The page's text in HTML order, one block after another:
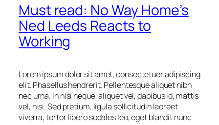
Must read: No Way Home’s
Ned Leeds Reacts to
Working
Lorem ipsum dolor sit amet, consectetuer adipiscing
elit. Phasellus hendrerit. Pellentesque aliquet nibh
nec urna. In nisi neque, aliquet vel, dapibus id, mattis
vel, nisi. Sed pretium, ligula sollicitudin laoreet
viverra, tortor libero sodales leo, eget blandit nunc